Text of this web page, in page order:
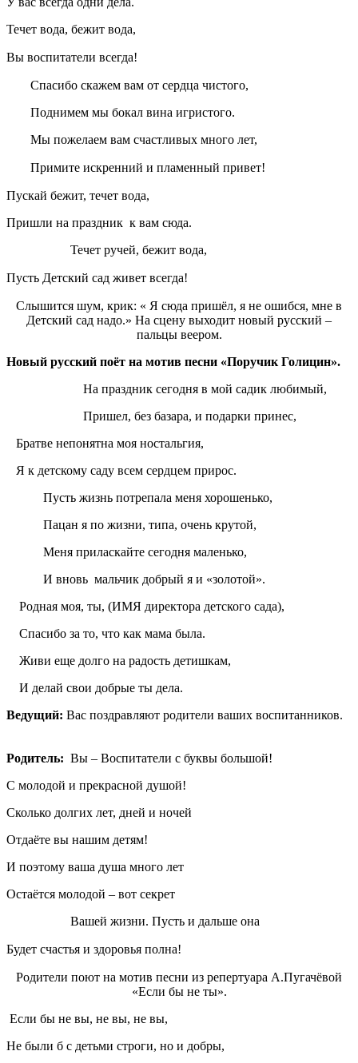
Течет вода, бежит вода,
Вы воспитатели всегда!
Спасибо скажем вам от сердца чистого,
Поднимем мы бокал вина игристого.
Мы пожелаем вам счастливых много лет,
Примите искренний и пламенный привет!
Пускай бежит, течет вода,
Пришли на праздник к вам сюда.
Течет ручей, бежит вода,
Пусть Детский сад живет всегда!
Слышится шум, крик: « Я сюда пришёл, я не ошибся, мне в
Детский сад надо.» На сцену выходит новый русский –
пальцы веером.
Новый русский поёт на мотив песни «Поручик Голицин».
На праздник сегодня в мой садик любимый,
Пришел, без базара, и подарки принес,
Братве непонятна моя ностальгия,
Я к детскому саду всем сердцем прирос.
Пусть жизнь потрепала меня хорошенько,
Пацан я по жизни, типа, очень крутой,
Меня приласкайте сегодня маленько,
И вновь мальчик добрый я и «золотой».
Родная моя, ты, (ИМЯ директора детского сада),
Спасибо за то, что как мама была.
Живи еще долго на радость детишкам,
И делай свои добрые ты дела.
Ведущий: Вас поздравляют родители ваших воспитанников.
Родитель: Вы – Воспитатели с буквы большой!
С молодой и прекрасной душой!
Сколько долгих лет, дней и ночей
Отдаёте вы нашим детям!
И поэтому ваша душа много лет
Остаётся молодой – вот секрет
Вашей жизни. Пусть и дальше она
Будет счастья и здоровья полна!
Родители поют на мотив песни из репертуара А.Пугачёвой
«Если бы не ты».
Если бы не вы, не вы, не вы,
Не были б с детьми строги, но и добры,